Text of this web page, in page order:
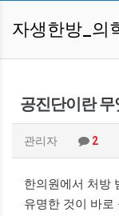
자생한방_의
공진단이란 무
관리자 2
한의원에서 처방
유명한 것이 바로